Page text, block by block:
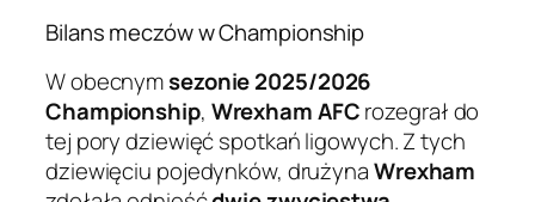
Bilans meczów w Championship
W obecnymsezonie 2025/2026
Championship, Wrexham AFCrozegrał do
tej pory dziewięć spotkań ligowych. Z tych
dziewięciu pojedynków, drużynaWrexham